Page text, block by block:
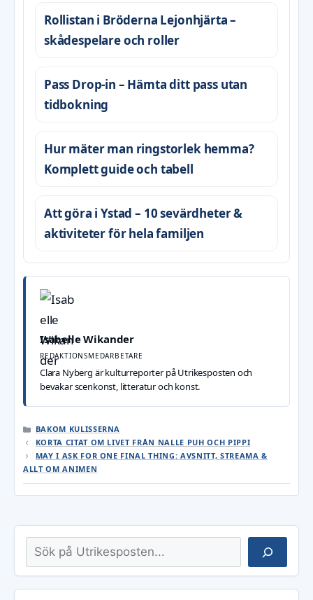
Rollistan i Bröderna Lejonhjärta –
skådespelare och roller
Pass Drop-in – Hämta ditt pass utan
tidbokning
Hur mäter man ringstorlek hemma?
Komplett guide och tabell
Att göra i Ystad – 10 sevärdheter &
aktiviteter för hela familjen
Isabelle Wikander
REDAKTIONSMEDARBETARE
Clara Nyberg är kulturreporter på Utrikesposten och
bevakar scenkonst, litteratur och konst.
KATEGORIER
BAKOM KULISSERNA
KORTA CITAT OM LIVET FRÅN NALLE PUH OCH PIPPI
MAY I ASK FOR ONE FINAL THING: AVSNITT, STREAMA &
ALLT OM ANIMEN
Sök